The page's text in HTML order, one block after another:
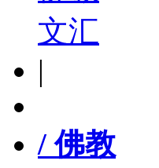
文汇
|
/ 佛教